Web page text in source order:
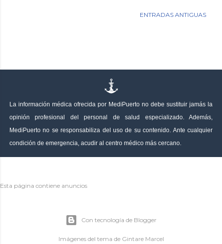
ENTRADAS ANTIGUAS
La información médica ofrecida por MediPuerto no debe sustituir jamás la
opinión profesional del personal de salud especializado. Además,
MediPuerto no se responsabiliza del uso de su contenido. Ante cualquier
condición de emergencia, acudir al centro médico más cercano.
Esta página contiene anuncios
Con tecnología de Blogger
Imágenes del tema de Gintare Marcel